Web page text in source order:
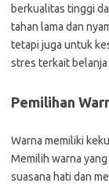
berkualitas tinggi
tahan lama dan
tetapi juga untuk
stres terkait
Pemilihan
Warna memiliki
Memilih warna
suasana hati dan